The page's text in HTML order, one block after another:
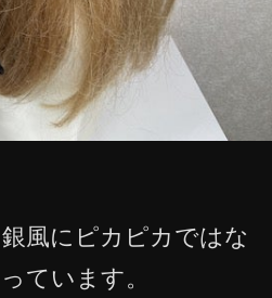
風にピカピカではな
ています。